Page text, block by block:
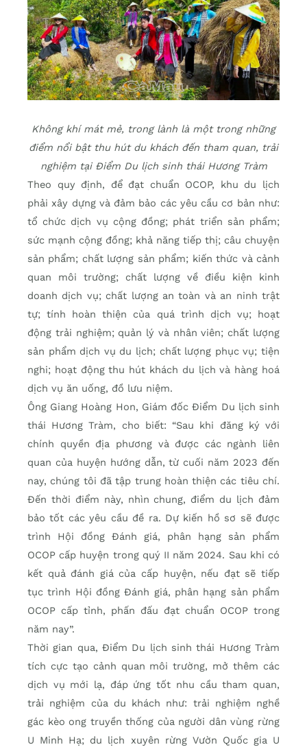
Không khí mát mẻ, trong lành là một trong những
điểm nổi bật thu hút du khách đến tham quan, trải
nghiệm tại Điểm Du lịch sinh thái Hương Tràm
Theo quy định, để đạt chuẩn OCOP, khu du lịch
phải xây dựng và đảm bảo các yêu cầu cơ bản như:
tổ chức dịch vụ cộng đồng; phát triển sản phẩm;
sức mạnh cộng đồng; khả năng tiếp thị; câu chuyện
sản phẩm; chất lượng sản phẩm; kiến thức và cảnh
quan môi trường; chất lượng về điều kiện kinh
doanh dịch vụ; chất lượng an toàn và an ninh trật
tự; tính hoàn thiện của quá trình dịch vụ; hoạt
động trải nghiệm; quản lý và nhân viên; chất lượng
sản phẩm dịch vụ du lịch; chất lượng phục vụ; tiện
nghi; hoạt động thu hút khách du lịch và hàng hoá
dịch vụ ăn uống, đồ lưu niệm.
Ông Giang Hoàng Hon, Giám đốc Điểm Du lịch sinh
thái Hương Tràm, cho biết: “Sau khi đăng ký với
chính quyền địa phương và được các ngành liên
quan của huyện hướng dẫn, từ cuối năm 2023 đến
nay, chúng tôi đã tập trung hoàn thiện các tiêu chí.
Ðến thời điểm này, nhìn chung, điểm du lịch đảm
bảo tốt các yêu cầu đề ra. Dự kiến hồ sơ sẽ được
trình Hội đồng Ðánh giá, phân hạng sản phẩm
OCOP cấp huyện trong quý II năm 2024. Sau khi có
kết quả đánh giá của cấp huyện, nếu đạt sẽ tiếp
tục trình Hội đồng Ðánh giá, phân hạng sản phẩm
OCOP cấp tỉnh, phấn đấu đạt chuẩn OCOP trong
năm nay”.
Thời gian qua, Điểm Du lịch sinh thái Hương Tràm
tích cực tạo cảnh quan môi trường, mở thêm các
dịch vụ mới lạ, đáp ứng tốt nhu cầu tham quan,
trải nghiệm của du khách như: trải nghiệm nghề
gác kèo ong truyền thống của người dân vùng rừng
U Minh Hạ; du lịch xuyên rừng Vườn Quốc gia U